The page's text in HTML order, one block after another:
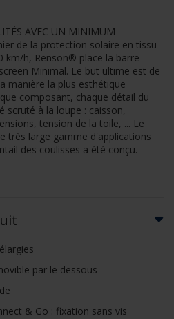
AVEC UN MINIMUM
de la protection solaire en tissu
km/h, Renson® place la barre
Minimal. Le but ultime est de
manière la plus esthétique
composant, chaque détail du
scruté à la loupe : caisson,
tension de la toile, ... Le
très large gamme d'applications
des coulisses a été conçu.
par le dessous
& Go : fixation sans vis